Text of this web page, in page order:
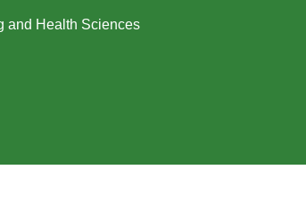
and Health Sciences